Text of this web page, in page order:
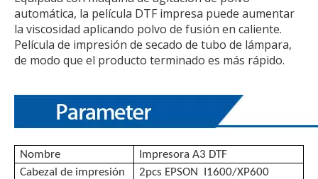
automática, la película DTF impresa puede aumentar
la viscosidad aplicando polvo de fusión en caliente.
Película de impresión de secado de tubo de lámpara,
de modo que el producto terminado es más rápido.
Nombre
Impresora A3 DTF
Cabezal de impresión
2pcs EPSON I1600/XP600